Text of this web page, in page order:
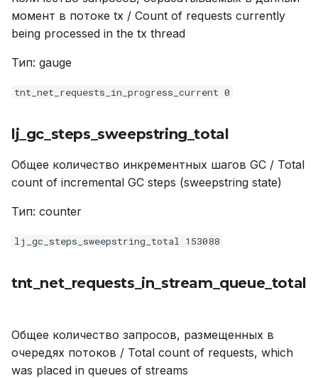
момент в потоке tx / Count of requests currently
being processed in the tx thread
Тип: gauge
tnt_net_requests_in_progress_current 0
lj_gc_steps_sweepstring_total
Общее количество инкрементных шагов GC / Total
count of incremental GC steps (sweepstring state)
Тип: counter
lj_gc_steps_sweepstring_total 153088
tnt_net_requests_in_stream_queue_total
Общее количество запросов, размещенных в
очередях потоков / Total count of requests, which
was placed in queues of streams